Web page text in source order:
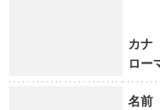
カナ
ロー
名前